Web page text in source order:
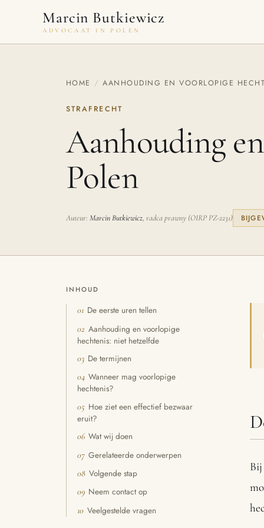
Marcin Butkiewicz
ADVOCAAT IN POLEN
HOME / AANHOUDING EN VOORLOPIGE
STRAFRECHT
Aanhouding
Polen
Auteur: Marcin Butkiewicz, radca prawny (OIRP PZ-2231)
INHOUD
01 De eerste uren tellen
02 Aanhouding en voorlopige
hechtenis: niet hetzelfde
03 De termijnen
04 Wanneer mag voorlopige
hechtenis?
05 Hoe ziet een effectief bezwaar
eruit?
06 Wat wij doen
07 Gerelateerde onderwerpen
08 Volgende stap
09 Neem contact op
10 Veelgestelde vragen